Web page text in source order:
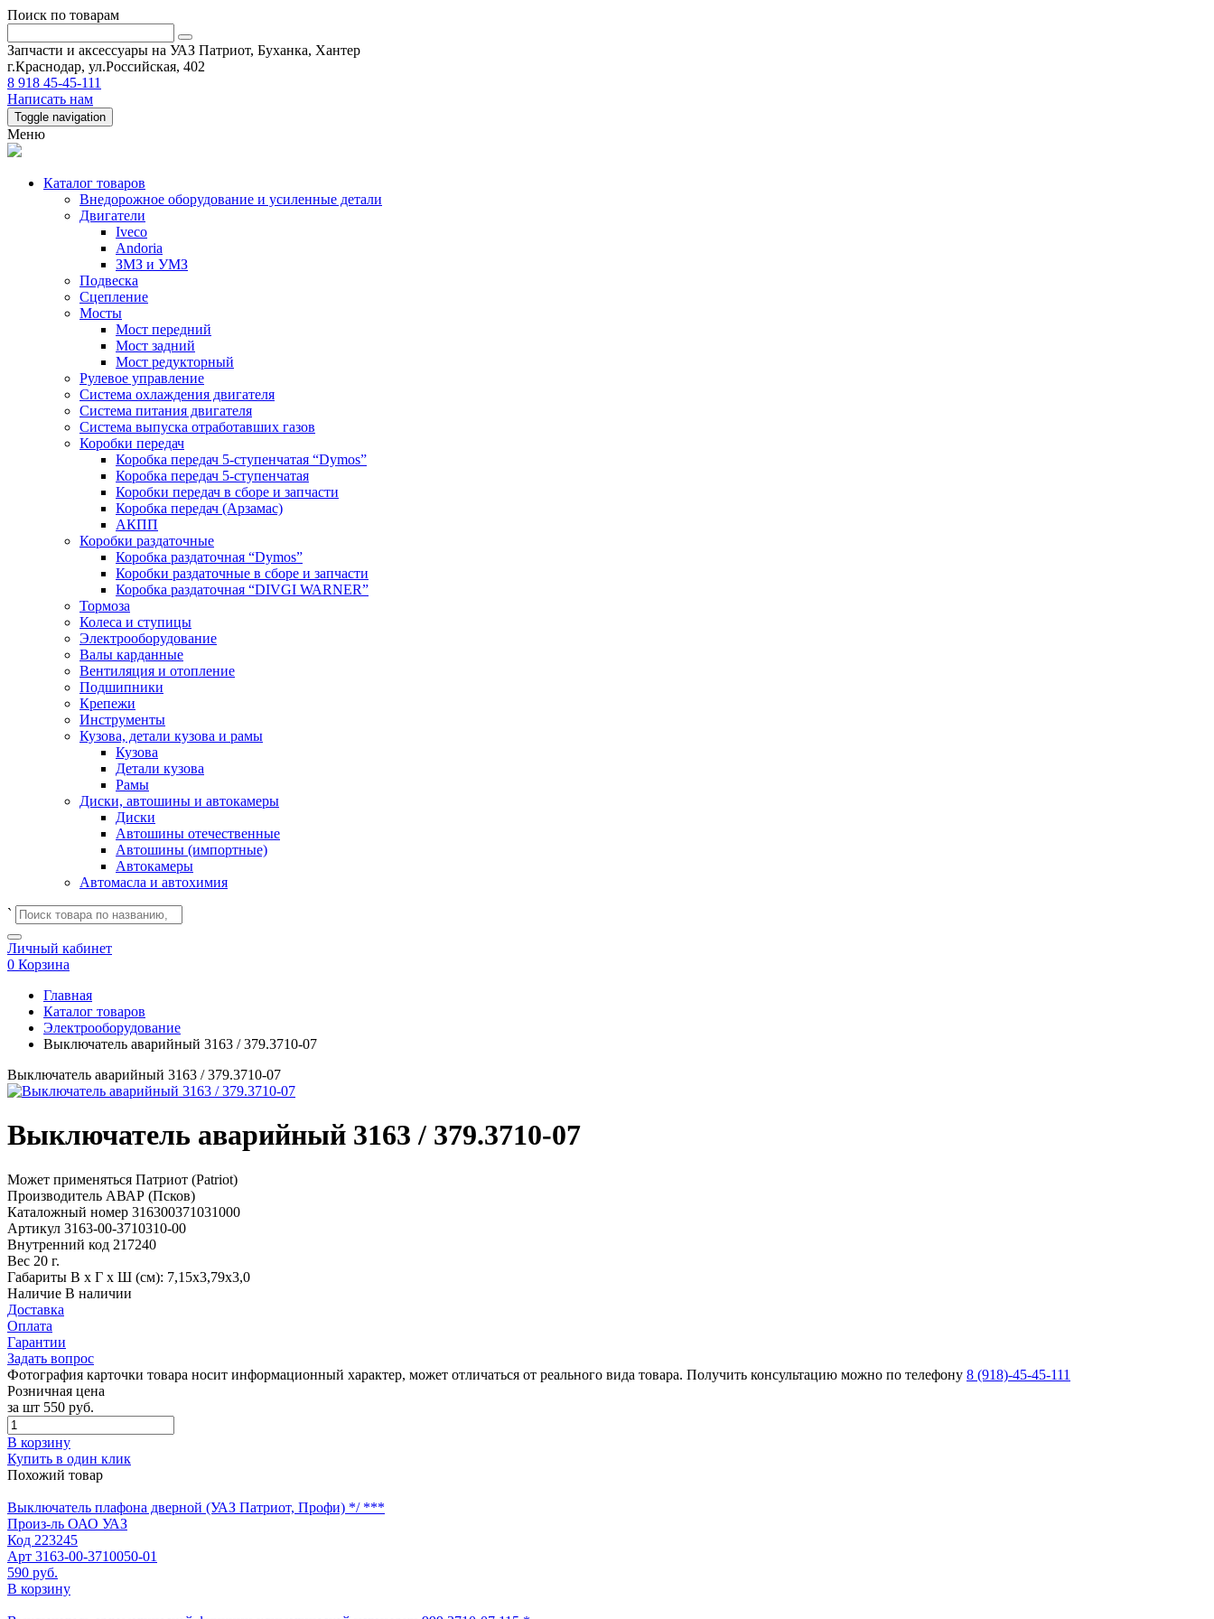
Поиск по товарам
Запчасти и аксессуары на УАЗ Патриот, Буханка, Хантер
г.Краснодар, ул.Российская, 402
8 918 45-45-111
Написать нам
Toggle navigation
Меню
Каталог товаров
Внедорожное оборудование и усиленные детали
Двигатели
Iveco
Andoria
ЗМЗ и УМЗ
Подвеска
Сцепление
Мосты
Мост передний
Мост задний
Мост редукторный
Рулевое управление
Система охлаждения двигателя
Система питания двигателя
Система выпуска отработавших газов
Коробки передач
Коробка передач 5-ступенчатая “Dymos”
Коробка передач 5-ступенчатая
Коробки передач в сборе и запчасти
Коробка передач (Арзамас)
АКПП
Коробки раздаточные
Коробка раздаточная “Dymos”
Коробки раздаточные в сборе и запчасти
Коробка раздаточная “DIVGI WARNER”
Тормоза
Колеса и ступицы
Электрооборудование
Валы карданные
Вентиляция и отопление
Подшипники
Крепежи
Инструменты
Кузова, детали кузова и рамы
Кузова
Детали кузова
Рамы
Диски, автошины и автокамеры
Диски
Автошины отечественные
Автошины (импортные)
Автокамеры
Автомасла и автохимия
`
Личный кабинет
0 Корзина
Главная
Каталог товаров
Электрооборудование
Выключатель аварийный 3163 / 379.3710-07
Выключатель аварийный 3163 / 379.3710-07
Выключатель аварийный 3163 / 379.3710-07
Может применяться Патриот (Patriot)
Производитель АВАР (Псков)
Каталожный номер 316300371031000
Артикул 3163-00-3710310-00
Внутренний код 217240
Вес 20 г.
Габариты В х Г х Ш (см): 7,15х3,79х3,0
Наличие В наличии
Доставка
Оплата
Гарантии
Задать вопрос
Фотография карточки товара носит информационный характер, может отличаться от реального вида товара. Получить консультацию можно по телефону 8 (918)-45-45-111
Розничная цена
за шт 550 руб.
В корзину
Купить в один клик
Похожий товар
Выключатель плафона дверной (УАЗ Патриот, Профи) */ ***
Произ-ль ОАО УАЗ
Код 223245
Арт 3163-00-3710050-01
590 руб.
В корзину